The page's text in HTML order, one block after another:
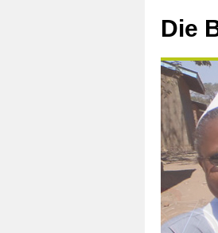
Inhalt
springen
Die